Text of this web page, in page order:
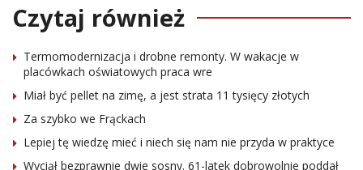
Czytaj również
Termomodernizacja i drobne remonty. W wakacje w
placówkach oświatowych praca wre
Miał być pellet na zimę, a jest strata 11 tysięcy złotych
Za szybko we Frąckach
Lepiej tę wiedzę mieć i niech się nam nie przyda w praktyce
Wyciął bezprawnie dwie sosny. 61-latek dobrowolnie poddał